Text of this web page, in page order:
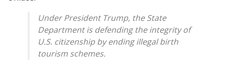
Under President Trump, the State
Department is defending the integrity of
U.S. citizenship by ending illegal birth
tourism schemes.